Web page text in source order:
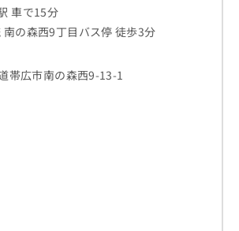
車で15分
南の森西9丁目バス停 徒歩3分
帯広市南の森西9-13-1